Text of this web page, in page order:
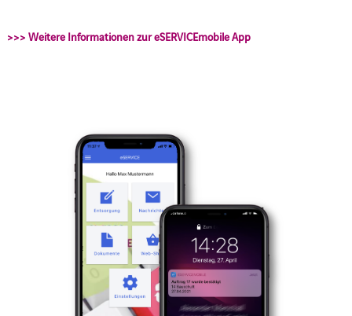
>>> Weitere Informationen zur eSERVICEmobile App